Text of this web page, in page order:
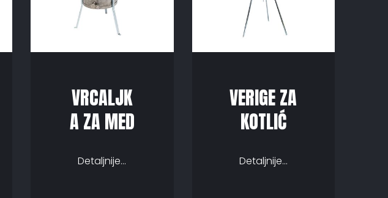
VRCALJK
A ZA MED
Detaljnije...
VERIGE ZA
KOTLIĆ
Detaljnije...